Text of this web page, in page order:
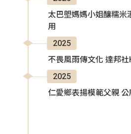
太巴塱媽媽小姐釀糯米
用
2025
不畏風雨傳文化 達邦
2025
仁愛鄉表揚模範父親